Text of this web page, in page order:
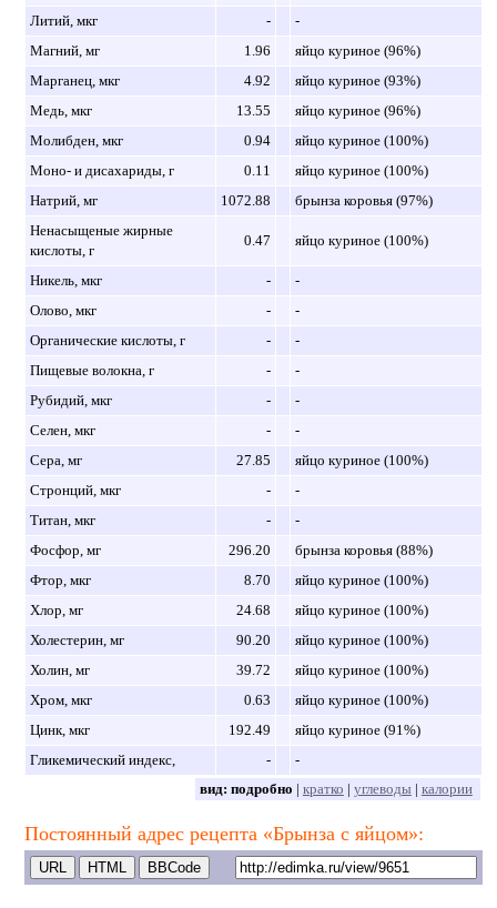
Литий, мкг
-
-
Магний, мг
1.96
яйцо куриное (96%)
Марганец, мкг
4.92
яйцо куриное (93%)
Медь, мкг
13.55
яйцо куриное (96%)
Молибден, мкг
0.94
яйцо куриное (100%)
Моно- и дисахариды, г
0.11
яйцо куриное (100%)
Натрий, мг
1072.88
брынза коровья (97%)
Ненасыщеные жирные
кислоты, г
0.47 яйцо куриное (100%)
Никель, мкг -
-
Олово, мкг
-
-
Органические кислоты, г
-
-
Пищевые волокна, г
-
-
Рубидий, мкг
-
-
Селен, мкг
-
-
Сера, мг
27.85
яйцо куриное (100%)
Стронций, мкг
-
-
Титан, мкг
-
-
Фосфор, мг
296.20
брынза коровья (88%)
Фтор, мкг
8.70
яйцо куриное (100%)
Хлор, мг
24.68
яйцо куриное (100%)
Холестерин, мг
90.20
яйцо куриное (100%)
Холин, мг
39.72
яйцо куриное (100%)
Хром, мкг
0.63
яйцо куриное (100%)
Цинк, мкг
192.49
яйцо куриное (91%)
Гликемический индекс,
-
-
вид: подробно | кратко | углеводы| калории
Постоянный адрес рецепта «Брынза с яйцом»: